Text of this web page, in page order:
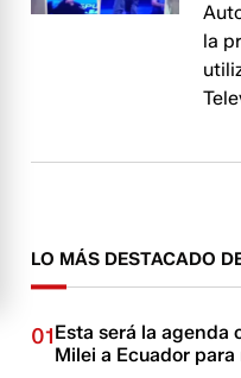
la
LO MÁS DESTACADO
01Esta será la agenda
Milei a Ecuador